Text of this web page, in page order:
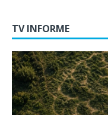
TV INFORME